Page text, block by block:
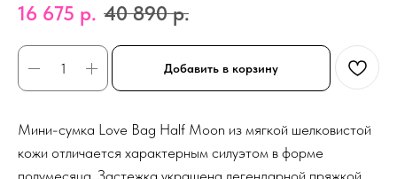
16 675 р. 40 890 р.
Добавить в корзину
Мини-сумка Love Bag Half Moon из мягкой шелковистой
кожи отличается характерным силуэтом в форме
полумесяца. Застежка украшена легендарной пряжкой